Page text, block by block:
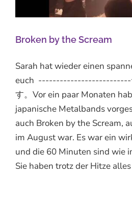
Broken by the Scream
Sarah hat wieder einen
euch --------------------------
す。Vor ein paar Monaten
japanische Metalbands
auch Broken by the Scream,
im August war. Es war ein
und die 60 Minuten sind wie
Sie haben trotz der Hitze alles